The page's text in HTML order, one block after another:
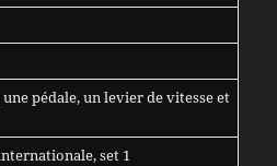
pédale, un levier de vitesse et
set 1